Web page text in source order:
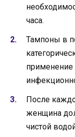
часа.
Тампоны в
применение
После
женщина
чистой